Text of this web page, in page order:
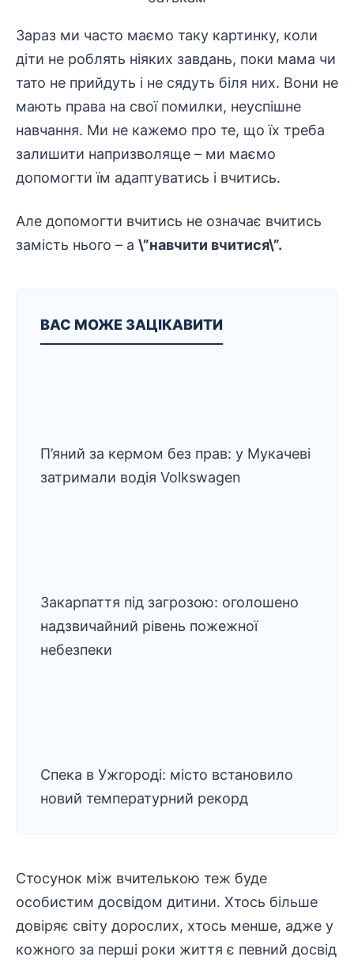
Зараз ми часто маємо таку картинку, коли
діти не роблять ніяких завдань, поки мама чи
тато не прийдуть і не сядуть біля них. Вони не
мають права на свої помилки, неуспішне
навчання. Ми не кажемо про те, що їх треба
залишити напризволяще – ми маємо
допомогти їм адаптуватись і вчитись.
Але допомогти вчитись не означає вчитись
замість нього – а \”навчити вчитися\”.
ВАС МОЖЕ ЗАЦІКАВИТИ
П’яний за кермом без прав: у Мукачеві
затримали водія Volkswagen
Закарпаття під загрозою: оголошено
надзвичайний рівень пожежної
небезпеки
Спека в Ужгороді: місто встановило
новий температурний рекорд
Стосунок між вчителькою теж буде
особистим досвідом дитини. Хтось більше
довіряє світу дорослих, хтось менше, адже у
кожного за перші роки життя є певний досвід